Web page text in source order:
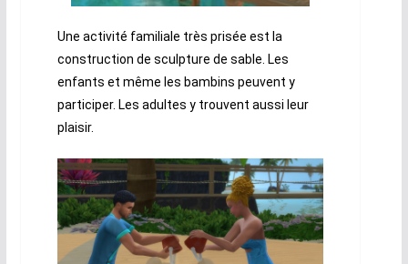
Une activité familiale très prisée est la
construction de sculpture de sable. Les
enfants et même les bambins peuvent y
participer. Les adultes y trouvent aussi leur
plaisir.